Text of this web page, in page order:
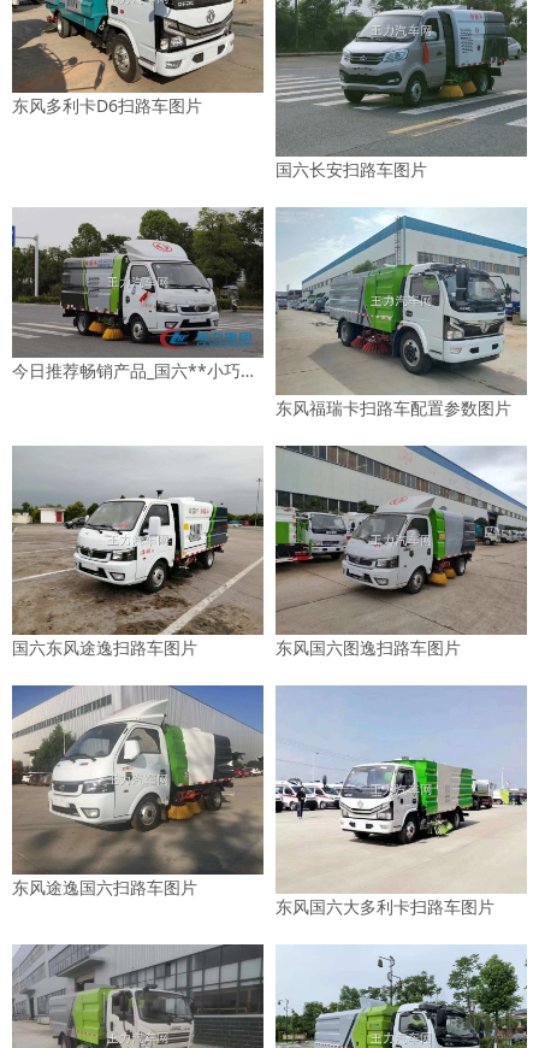
东风多利卡D6扫路车图片
国六长安扫路车图片
今日推荐畅销产品_国六**小巧扫路车图片
东风福瑞卡扫路车配置参数图片
国六东风途逸扫路车图片 东风国六图逸扫路车图片
东风途逸国六扫路车图片
东风国六大多利卡扫路车图片